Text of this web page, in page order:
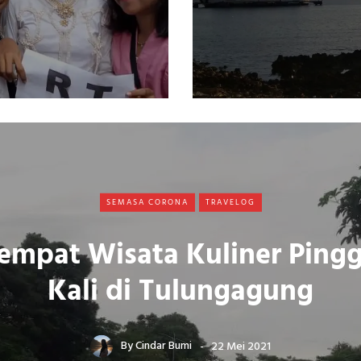
SEMASA CORONA TRAVELOG
Wisata Kuliner
Kali di Tulungagung
ByCindar Bumi 22 Mei 2021